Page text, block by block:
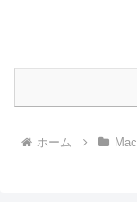
ホーム Mac